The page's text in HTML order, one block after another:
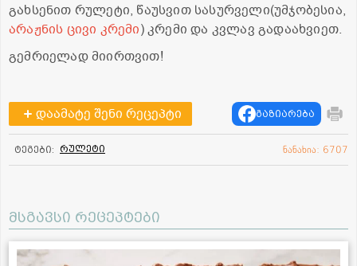
გახსენით რულეტი, წაუსვით სასურველი(უმჯობესია,
არაჟნის ცივი კრემი) კრემი და კვლავ გადაახვიეთ.
გემრიელად მიირთვით!
დაამატე შენი რეცეპტი გაზიარება
ტეგები: რულეტი ნანახია: 6707
მსგავსი რეცეპტები